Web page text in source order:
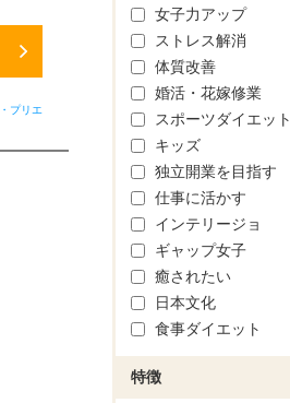
プリエ
女子力アップ
ストレス解消
体質改善
婚活・花嫁修業
スポーツダイエット
キッズ
独立開業を目指す
仕事に活かす
インテリージョ
ギャップ女子
癒されたい
日本文化
食事ダイエット
特徴